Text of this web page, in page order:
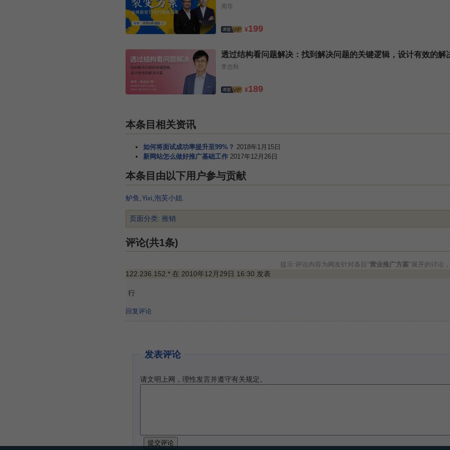
周导
¥199
透过结构看问题解决：找到解决问题的关键逻辑，设计有效的解
李忠秋
¥189
本条目相关资讯
如何将面试成功率提升至99%？ 2018年1月15日
新网站怎么做好推广基础工作 2017年12月26日
本条目由以下用户参与贡献
鲈鱼 ,Yixi,泡芙小姐.
页面分类: 推销
评论(共1条)
提示:评论内容为网友针对条目"营业推广方案"展开的讨论
122.236.152.* 在 2010年12月29日 16:30 发表
行
回复评论
发表评论
请文明上网，理性发言并遵守有关规定。